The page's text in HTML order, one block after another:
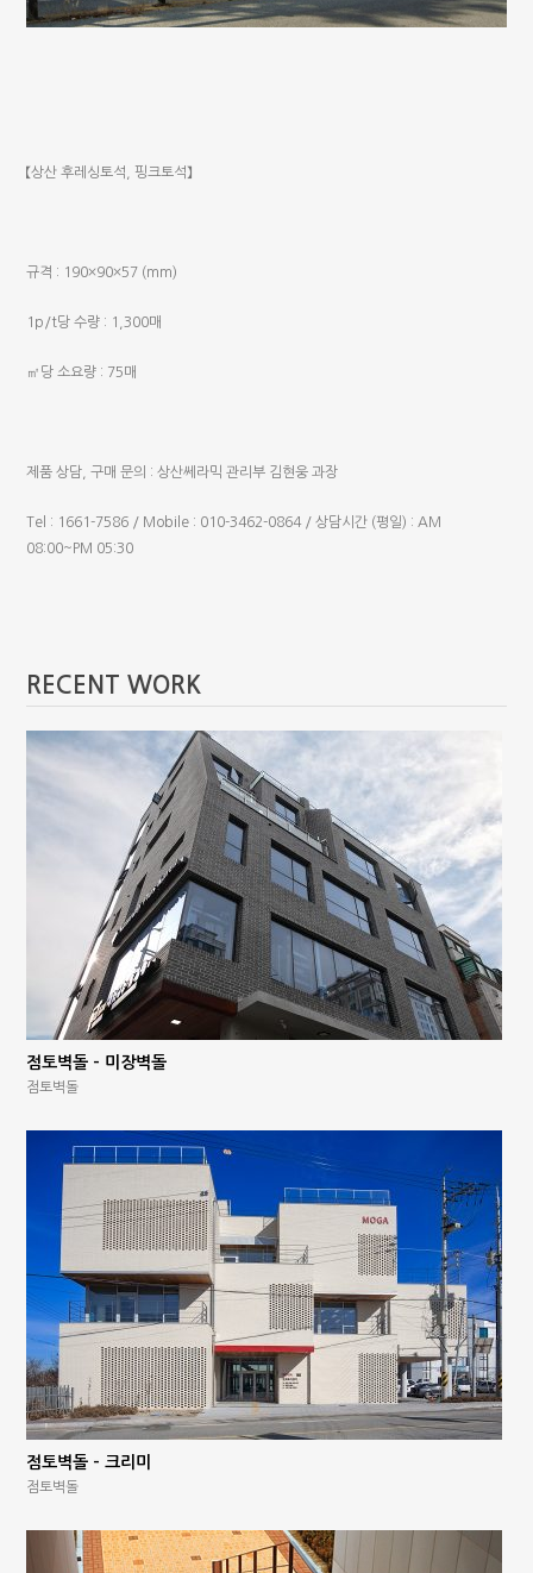
【상산 후레싱토석, 핑크토석】
규격 : 190×90×57 (mm)
1p/t당 수량 : 1,300매
㎡당 소요량 : 75매
제품 상담, 구매 문의 : 상산쎄라믹 관리부 김현웅 과장
Tel : 1661-7586 / Mobile : 010-3462-0864 / 상담시간 (평일) : AM
08:00~PM 05:30
RECENT WORK
점토벽돌 – 미장벽돌
점토벽돌
점토벽돌 – 크리미
점토벽돌